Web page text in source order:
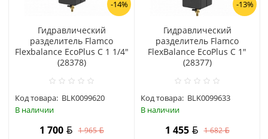
-14%
Гидравлический
разделитель Flamco
Flexbalance EcoPlus C 1 1/4"
(28378)
Код товара: BLK0099620
В наличии
1 700 1 965
-13%
Гидравлический
разделитель Flamco
FlexBalance EcoPlus C 1"
(28377)
Код товара: BLK0099633
В наличии
1 455 1 682